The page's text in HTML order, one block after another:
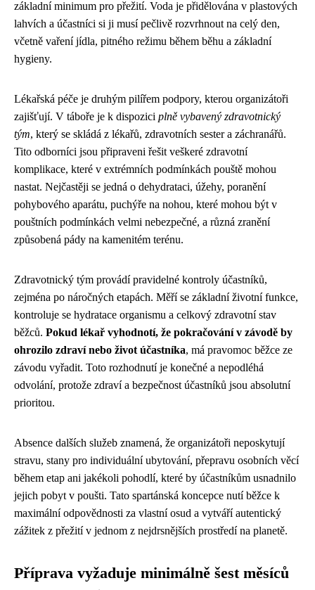
základní minimum pro přežití. Voda je přidělována v plastových
lahvích a účastníci si ji musí pečlivě rozvrhnout na celý den,
včetně vaření jídla, pitného režimu během běhu a základní
hygieny.
Lékařská péče je druhým pilířem podpory, kterou organizátoři
zajišťují. V táboře je k dispozici plně vybavený zdravotnický
tým, který se skládá z lékařů, zdravotních sester a záchranářů.
Tito odborníci jsou připraveni řešit veškeré zdravotní
komplikace, které v extrémních podmínkách pouště mohou
nastat. Nejčastěji se jedná o dehydrataci, úžehy, poranění
pohybového aparátu, puchýře na nohou, které mohou být v
pouštních podmínkách velmi nebezpečné, a různá zranění
způsobená pády na kamenitém terénu.
Zdravotnický tým provádí pravidelné kontroly účastníků,
zejména po náročných etapách. Měří se základní životní funkce,
kontroluje se hydratace organismu a celkový zdravotní stav
běžců. Pokud lékař vyhodnotí, že pokračování v závodě by
ohrozilo zdraví nebo život účastníka, má pravomoc běžce ze
závodu vyřadit. Toto rozhodnutí je konečné a nepodléhá
odvolání, protože zdraví a bezpečnost účastníků jsou absolutní
prioritou.
Absence dalších služeb znamená, že organizátoři neposkytují
stravu, stany pro individuální ubytování, přepravu osobních věcí
během etap ani jakékoli pohodlí, které by účastníkům usnadnilo
jejich pobyt v poušti. Tato spartánská koncepce nutí běžce k
maximální odpovědnosti za vlastní osud a vytváří autentický
zážitek z přežití v jednom z nejdrsnějších prostředí na planetě.
Příprava vyžaduje minimálně šest měsíců